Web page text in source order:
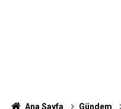
Ana Sayfa Gündem